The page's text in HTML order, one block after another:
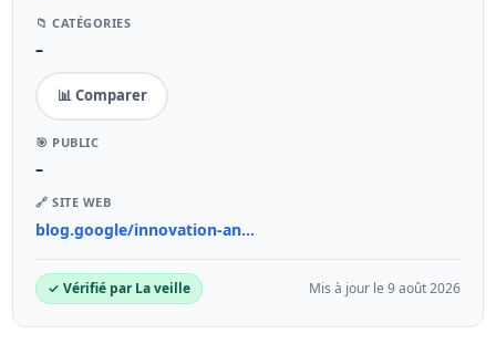
📁 CATÉGORIES
–
📊 Comparer
🎯 PUBLIC
–
🔗 SITE WEB
blog.google/innovation-an...
✓ Vérifié par La veille Mis à jour le 9 août 2026